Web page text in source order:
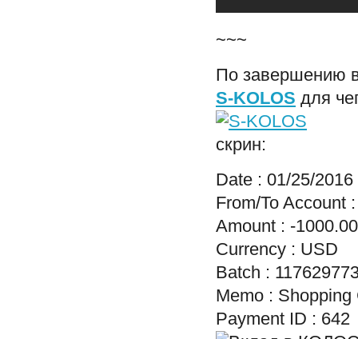
~~~
По завершению
S-KOLOS для
скрин:
Date : 01/25/2016
From/To Account
Amount : -1000.00
Currency : USD
Batch :
Memo :
Payment ID : 642